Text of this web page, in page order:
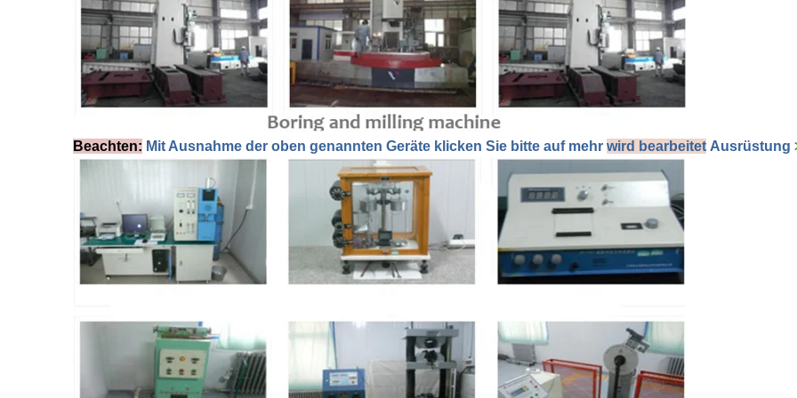
Beachten: Mit Ausnahme der oben genannten Geräte klicken Sie bitte auf mehr wird bearbeitet Ausrüstung